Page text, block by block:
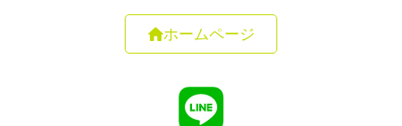
ホームページ